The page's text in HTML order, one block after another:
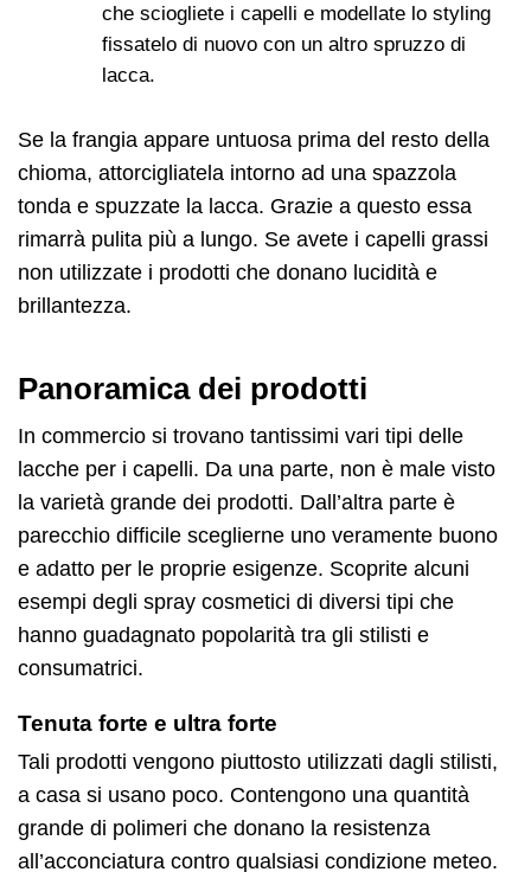
che sciogliete i capelli e modellate lo styling
fissatelo di nuovo con un altro spruzzo di
lacca.
Se la frangia appare untuosa prima del resto della
chioma, attorcigliatela intorno ad una spazzola
tonda e spuzzate la lacca. Grazie a questo essa
rimarrà pulita più a lungo. Se avete i capelli grassi
non utilizzate i prodotti che donano lucidità e
brillantezza.
Panoramica dei prodotti
In commercio si trovano tantissimi vari tipi delle
lacche per i capelli. Da una parte, non è male visto
la varietà grande dei prodotti. Dall’altra parte è
parecchio difficile sceglierne uno veramente buono
e adatto per le proprie esigenze. Scoprite alcuni
esempi degli spray cosmetici di diversi tipi che
hanno guadagnato popolarità tra gli stilisti e
consumatrici.
Tenuta forte e ultra forte
Tali prodotti vengono piuttosto utilizzati dagli stilisti,
a casa si usano poco. Contengono una quantità
grande di polimeri che donano la resistenza
all’acconciatura contro qualsiasi condizione meteo.